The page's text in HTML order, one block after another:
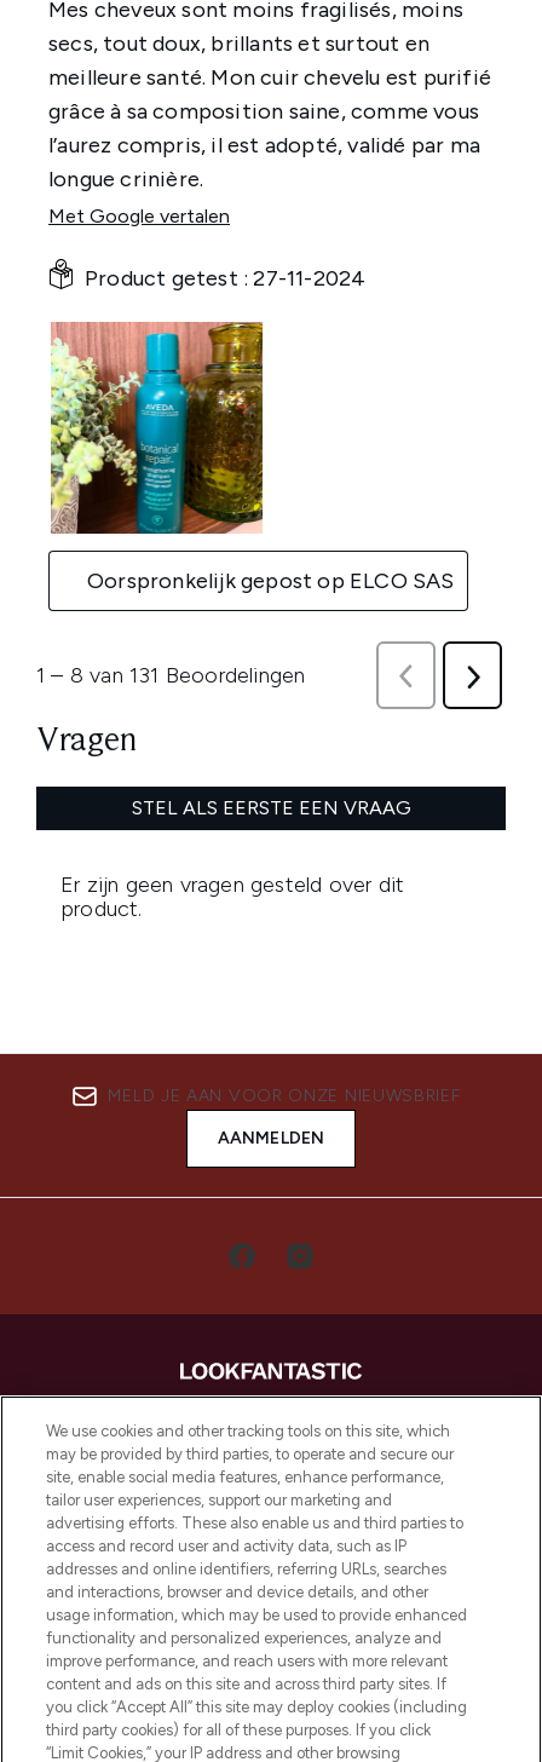
MELD JE AAN VOOR ONZE NIEUWSBRIEF
AANMELDEN
LOOKFANTASTIC is de ultieme online
beautybestemming van Europa, met de
beste huidverzorging, haarproducten en
make-up van meer dan 200 topmerken.
Shop online of via de app, met gratis
verzending vanaf €40.
Cookie-toestemming
Do Not Sell or Share My Personal
Information
HELP & INFORMATIE
We use cookies and other tracking tools on this site, which
may be provided by third parties, to operate and secure our
site, enable social media features, enhance performance,
tailor user experiences, support our marketing and
advertising efforts. These also enable us and third parties to
access and record user and activity data, such as IP
addresses and online identifiers, referring URLs, searches
and interactions, browser and device details, and other
usage information, which may be used to provide enhanced
functionality and personalized experiences, analyze and
improve performance, and reach users with more relevant
content and ads on this site and across third party sites. If
you click “Accept All” this site may deploy cookies (including
third party cookies) for all of these purposes. If you click
“Limit Cookies,” your IP address and other browsing